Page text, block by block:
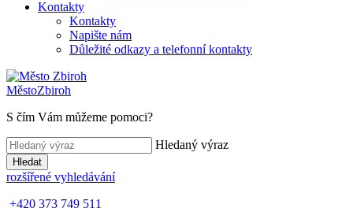
Kontakty
Kontakty
Napište nám
Důležité odkazy a telefonní kontakty
MěstoZbiroh
S čím Vám můžeme pomoci?
Hledaný výraz
Hledat
rozšířené vyhledávání
+420 373 749 511